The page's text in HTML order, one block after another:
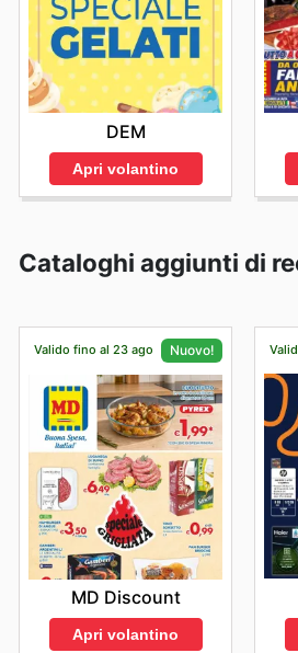
DEM
Apri volantino
Cataloghi aggiunti di
Valido fino al 23 ago Nuovo!
MD Discount
Apri volantino